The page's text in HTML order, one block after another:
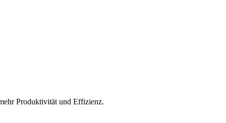
Produktivität und Effizienz.